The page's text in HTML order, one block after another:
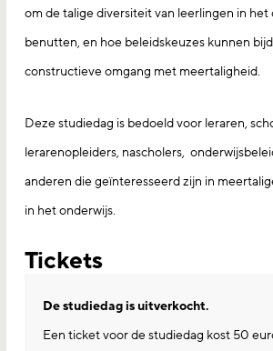
om de talige diversiteit van leerlingen in het
benutten, en hoe beleidskeuzes kunnen
constructieve omgang met meertaligheid.
Deze studiedag is bedoeld voor leraren,
lerarenopleiders, nascholers,
anderen die geïnteresseerd zijn in
in het onderwijs.
Tickets
De studiedag is uitverkocht.
Een ticket voor de studiedag kost 50